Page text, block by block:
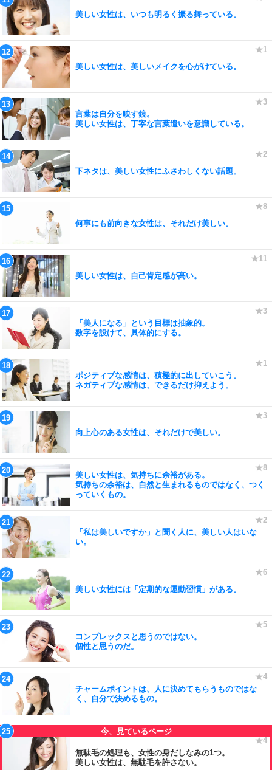
美しい女性は、いつも明るく振る舞っている。
美しい女性は、美しいメイクを心がけている。
言葉は自分を映す鏡。
美しい女性は、丁寧な言葉遣いを意識している。
下ネタは、美しい女性にふさわしくない話題。
何事にも前向きな女性は、それだけ美しい。
美しい女性は、自己肯定感が高い。
「美人になる」という目標は抽象的。
数字を設けて、具体的にする。
ポジティブな感情は、積極的に出していこう。
ネガティブな感情は、できるだけ抑えよう。
向上心のある女性は、それだけで美しい。
美しい女性は、気持ちに余裕がある。
気持ちの余裕は、自然と生まれるものではなく、つく
っていくもの。
「私は美しいですか」と聞く人に、美しい人はいな
い。
美しい女性には「定期的な運動習慣」がある。
コンプレックスと思うのではない。
個性と思うのだ。
チャームポイントは、人に決めてもらうものではな
く、自分で決めるもの。
無駄毛の処理も、女性の身だしなみの1つ。
美しい女性は、無駄毛を許さない。